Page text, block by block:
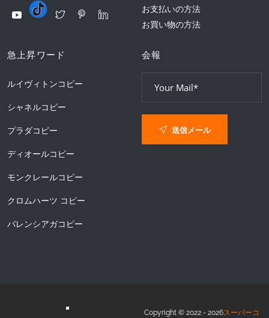
お支払いの方法
お買い物の方法
急上昇ワード
ルイヴィトンコピー
シャネルコピー
プラダコピー
ディオールコピー
モンクレールコピー
クロムハーツ コピー
バレンシアガコピー
会報
送信メール
Copyright © 2022 - 2026スーパーコ